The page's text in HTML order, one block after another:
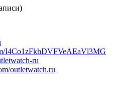
I4Co1zFkhDVFVeAEaVl3MG
ru
outletwatch.ru